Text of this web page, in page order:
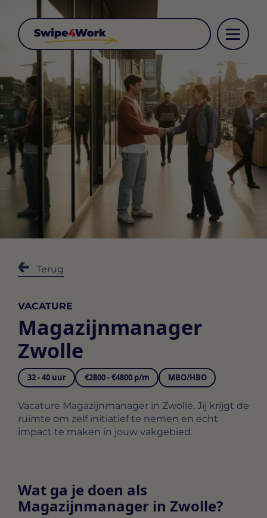
Terug
VACATURE
Magazijnmanager
Zwolle
32 - 40 uur €2800 - €4800 p/m MBO/HBO
Vacature Magazijnmanager in Zwolle. Jij krijgt de
ruimte om zelf initiatief te nemen en echt
impact te maken in jouw vakgebied.
Wat ga je doen als
Magazijnmanager in Zwolle?